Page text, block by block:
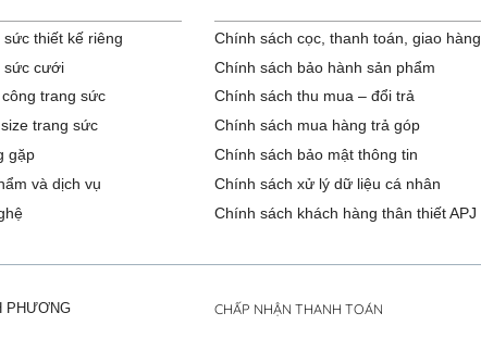
thiết kế riêng
sức cưới
trang sức
trang sức
gặp
và dịch vụ
Chính sách cọc, thanh toán, giao hàng
Chính sách bảo hành sản phẩm
Chính sách thu mua – đổi trả
Chính sách mua hàng trả góp
Chính sách bảo mật thông tin
Chính sách xử lý dữ liệu cá nhân
Chính sách khách hàng thân thiết APJ
PHƯƠNG CHẤP NHẬN THANH TOÁN